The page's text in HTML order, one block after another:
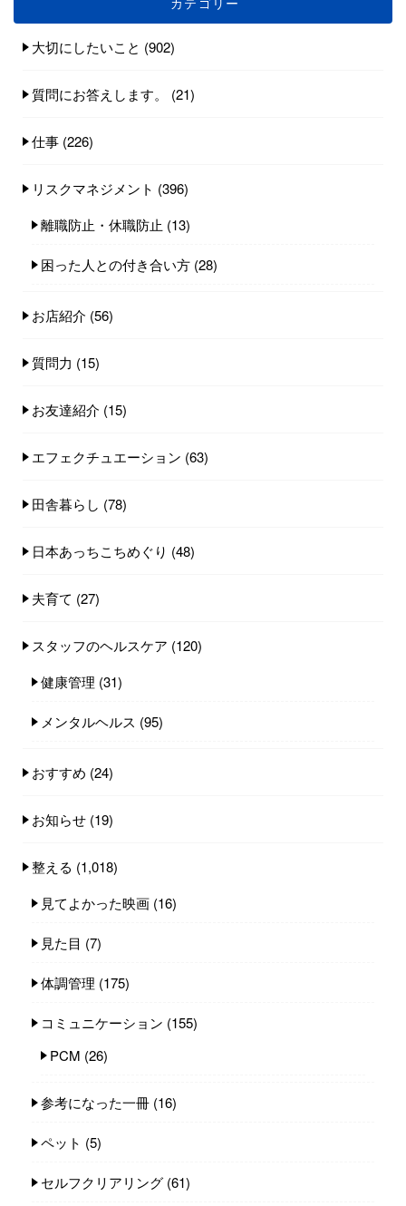
大切にしたいこと (902)
質問にお答えします。 (21)
仕事 (226)
リスクマネジメント (396)
離職防止・休職防止 (13)
困った人との付き合い方 (28)
お店紹介 (56)
質問力 (15)
お友達紹介 (15)
エフェクチュエーション (63)
田舎暮らし (78)
日本あっちこちめぐり (48)
夫育て (27)
スタッフのヘルスケア (120)
健康管理 (31)
メンタルヘルス (95)
おすすめ (24)
お知らせ (19)
整える (1,018)
見てよかった映画 (16)
見た目 (7)
体調管理 (175)
コミュニケーション (155)
PCM (26)
参考になった一冊 (16)
ペット (5)
セルフクリアリング (61)